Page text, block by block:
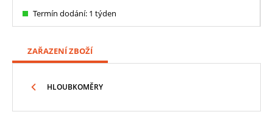
Termín dodání: 1 týden
ZAŘAZENÍ ZBOŽÍ
HLOUBKOMĚRY